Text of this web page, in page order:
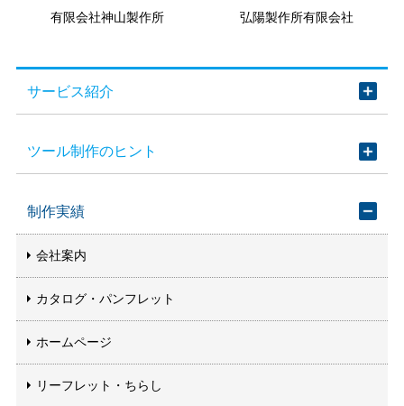
有限会社神山製作所 弘陽製作所有限会社
サービス紹介
ツール制作のヒント
制作実績
会社案内
カタログ・パンフレット
ホームページ
リーフレット・ちらし